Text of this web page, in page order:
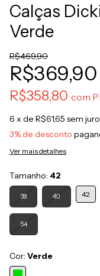
Calças
Verde
R$469,90
R$369,90
R$358,80 com
6 x de R$61,65 sem
3% de desconto
Ver mais detalhes
Tamanho: 42
38 40 42
54
Cor: Verde